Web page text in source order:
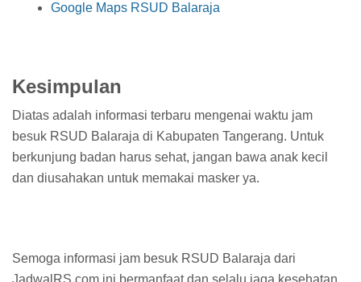
Google Maps RSUD Balaraja
Kesimpulan
Diatas adalah informasi terbaru mengenai waktu jam
besuk RSUD Balaraja di Kabupaten Tangerang. Untuk
berkunjung badan harus sehat, jangan bawa anak kecil
dan diusahakan untuk memakai masker ya.
Semoga informasi jam besuk RSUD Balaraja dari
JadwalRS.com ini bermanfaat dan selalu jaga kesehatan